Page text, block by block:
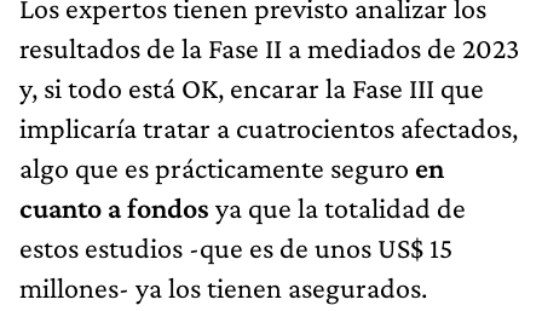
Los expertos tienen previsto analizar los
resultados de la Fase II a mediados de 2023
y, si todo está OK, encarar la Fase III que
implicaría tratar a cuatrocientos afectados,
algo que es prácticamente seguro en
cuanto a fondos ya que la totalidad de
estos estudios -que es de unos US$ 15
millones- ya los tienen asegurados.